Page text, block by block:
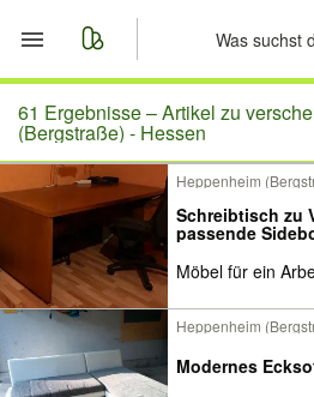
Start
Merkliste
Nachrichten
Anzeige aufgeben
61 Ergebnisse –Artikel zu
(Bergstraße) - Hessen
Heppenheim
Schreibtisch zu
passende
Möbel für ein
Heppenheim
Modernes